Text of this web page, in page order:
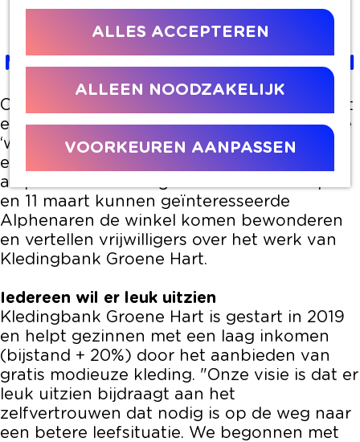
ALLES ACCEPTEREN
ALLEEN NOODZAKELIJK
VOORKEUREN AANPASSEN
KLEDINGBANK GROENE
HART: MODEWINKEL VOOR
MINIMA OPENT HAAR DEUREN
Op 9 maart opent Kledingbank Groene Hart
een nieuw winkelpand in de Aarhof. In deze
‘winkel zonder kassa’ kunnen inwoners met
een kleine beurs twee keer per jaar op
afspraak een kledingoutfit uitzoeken. Op 10
en 11 maart kunnen geïnteresseerde
Alphenaren de winkel komen bewonderen
en vertellen vrijwilligers over het werk van
Kledingbank Groene Hart.
Iedereen wil er leuk uitzien
Kledingbank Groene Hart is gestart in 2019
en helpt gezinnen met een laag inkomen
(bijstand + 20%) door het aanbieden van
gratis modieuze kleding. "Onze visie is dat er
leuk uitzien bijdraagt aan het
zelfvertrouwen dat nodig is op de weg naar
een betere leefsituatie. We begonnen met